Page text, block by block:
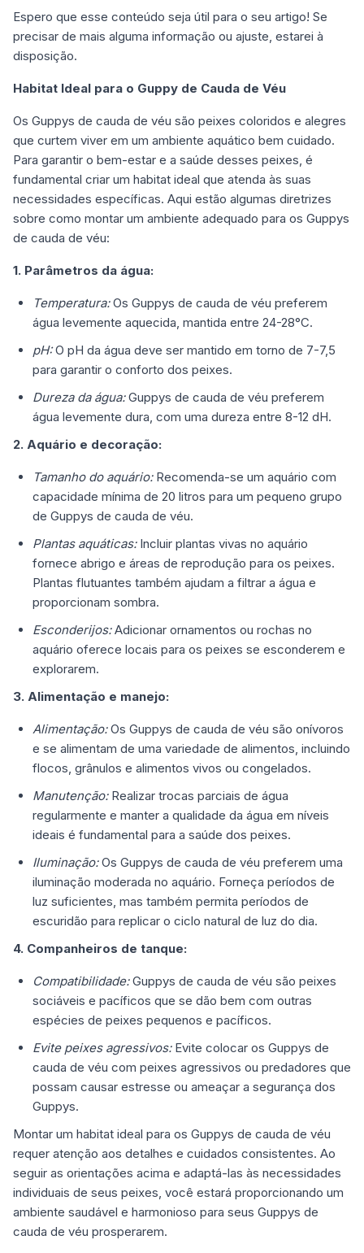
Espero que esse conteúdo seja útil para o seu artigo! Se
precisar de mais alguma informação ou ajuste, estarei à
disposição.
Habitat Ideal para o Guppy de Cauda de Véu
Os Guppys de cauda de véu são peixes coloridos e alegres
que curtem viver em um ambiente aquático bem cuidado.
Para garantir o bem-estar e a saúde desses peixes, é
fundamental criar um habitat ideal que atenda às suas
necessidades específicas. Aqui estão algumas diretrizes
sobre como montar um ambiente adequado para os Guppys
de cauda de véu:
1. Parâmetros da água:
Temperatura:Os Guppys de cauda de véu preferem
água levemente aquecida, mantida entre 24-28°C.
pH:O pH da água deve ser mantido em torno de 7-7,5
para garantir o conforto dos peixes.
Dureza da água:Guppys de cauda de véu preferem
água levemente dura, com uma dureza entre 8-12 dH.
2. Aquário e decoração:
Tamanho do aquário:Recomenda-se um aquário com
capacidade mínima de 20 litros para um pequeno grupo
de Guppys de cauda de véu.
Plantas aquáticas:Incluir plantas vivas no aquário
fornece abrigo e áreas de reprodução para os peixes.
Plantas flutuantes também ajudam a filtrar a água e
proporcionam sombra.
Esconderijos:Adicionar ornamentos ou rochas no
aquário oferece locais para os peixes se esconderem e
explorarem.
3. Alimentação e manejo:
Alimentação:Os Guppys de cauda de véu são onívoros
e se alimentam de uma variedade de alimentos, incluindo
flocos, grânulos e alimentos vivos ou congelados.
Manutenção:Realizar trocas parciais de água
regularmente e manter a qualidade da água em níveis
ideais é fundamental para a saúde dos peixes.
Iluminação:Os Guppys de cauda de véu preferem uma
iluminação moderada no aquário. Forneça períodos de
luz suficientes, mas também permita períodos de
escuridão para replicar o ciclo natural de luz do dia.
4. Companheiros de tanque:
Compatibilidade:Guppys de cauda de véu são peixes
sociáveis e pacíficos que se dão bem com outras
espécies de peixes pequenos e pacíficos.
Evite peixes agressivos:Evite colocar os Guppys de
cauda de véu com peixes agressivos ou predadores que
possam causar estresse ou ameaçar a segurança dos
Guppys.
Montar um habitat ideal para os Guppys de cauda de véu
requer atenção aos detalhes e cuidados consistentes. Ao
seguir as orientações acima e adaptá-las às necessidades
individuais de seus peixes, você estará proporcionando um
ambiente saudável e harmonioso para seus Guppys de
cauda de véu prosperarem.